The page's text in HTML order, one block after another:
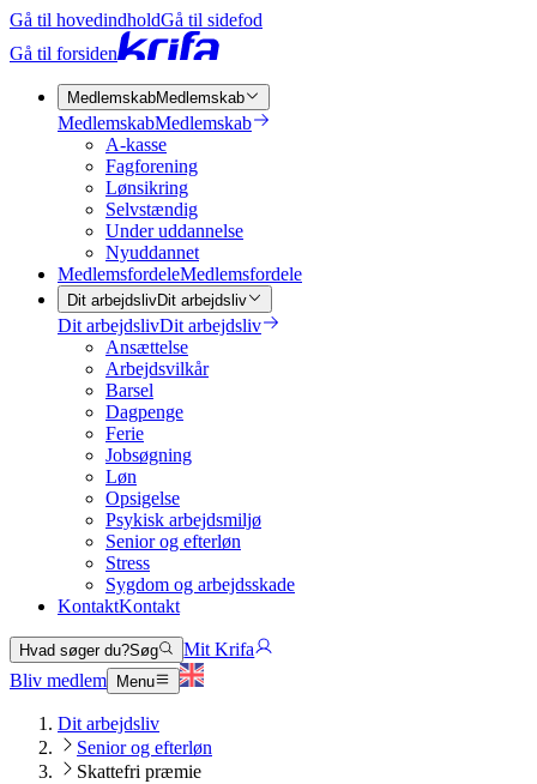
Gå til hovedindholdGå til sidefod
Gå til forsiden
MedlemskabMedlemskab
MedlemskabMedlemskab
A-kasse
Fagforening
Lønsikring
Selvstændig
Under uddannelse
Nyuddannet
MedlemsfordeleMedlemsfordele
Dit arbejdslivDit arbejdsliv
Dit arbejdslivDit arbejdsliv
Ansættelse
Arbejdsvilkår
Barsel
Dagpenge
Ferie
Jobsøgning
Løn
Opsigelse
Psykisk arbejdsmiljø
Senior og efterløn
Stress
Sygdom og arbejdsskade
KontaktKontakt
Hvad søger du?Søg
Mit Krifa
Bliv medlem
Menu
Dit arbejdsliv
Senior og efterløn
Skattefri præmie